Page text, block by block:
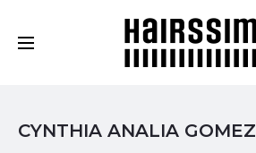
CYNTHIA ANALIA GOMEZ